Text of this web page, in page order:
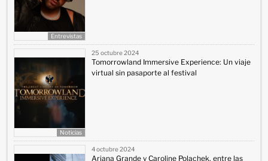
Entrevistas
Noticias
25 octubre 2024
Tomorrowland Immersive Experience: Un viaje
virtual sin pasaporte al festival
4 octubre 2024
Ariana Grande y Caroline Polachek, entre las